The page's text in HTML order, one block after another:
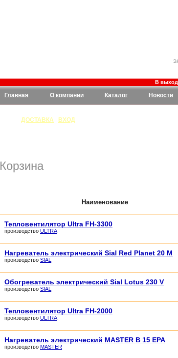
В
Главная О компании Каталог Новости
ДОСТАВКА ВХОД
Корзина
Наименование
Тепловентилятор Ultra FH-3300
производство ULTRA
Нагреватель электрический Sial Red Planet 20 M
производство SIAL
Обогреватель электрический Sial Lotus 230 V
производство SIAL
Тепловентилятор Ultra FH-2000
производство ULTRA
Нагреватель электрический MASTER B 15 EPA
производство MASTER